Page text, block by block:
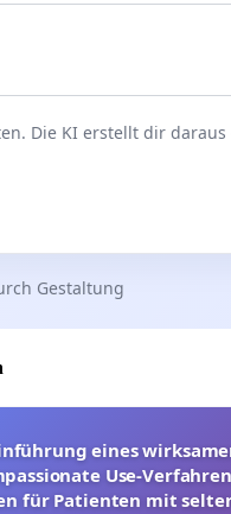
Die KI erstellt dir daraus
Gestaltung
eines
Use-
für Patienten mit